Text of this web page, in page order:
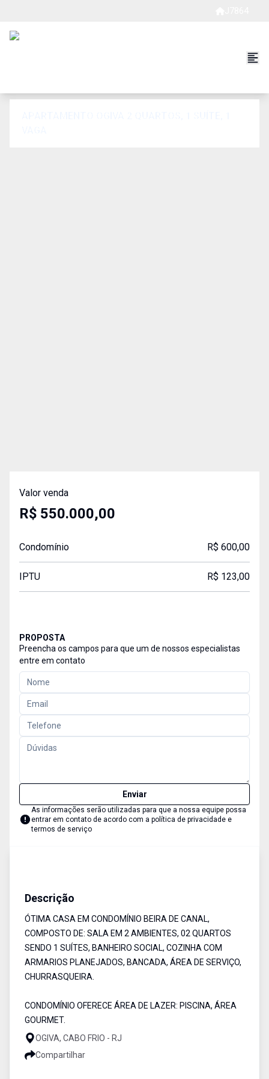
Valor venda
R$ 550.000,00
Condomínio R$ 600,00
IPTU R$ 123,00
PROPOSTA
Preencha os campos para que um de nossos especialistas
entre em contato
Enviar
As informações serão utilizadas para que a nossa equipe possa
entrar em contato de acordo com a política de privacidade e
termos de serviço
Descrição
ÓTIMA CASA EM CONDOMÍNIO BEIRA DE CANAL,
COMPOSTO DE: SALA EM 2 AMBIENTES, 02 QUARTOS
SENDO 1 SUÍTES, BANHEIRO SOCIAL, COZINHA COM
ARMARIOS PLANEJADOS, BANCADA, ÁREA DE SERVIÇO,
CHURRASQUEIRA.
CONDOMÍNIO OFERECE ÁREA DE LAZER: PISCINA, ÁREA
GOURMET.
OGIVA, CABO FRIO - RJ
Compartilhar